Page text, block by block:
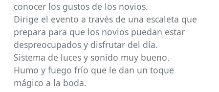
conocer los gustos de los novios.
Dirige el evento a través de una escaleta que
prepara para que los novios puedan estar
despreocupados y disfrutar del día.
Sistema de luces y sonido muy bueno.
Humo y fuego frío que le dan un toque
mágico a la boda.